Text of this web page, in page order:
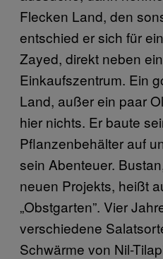
Flecken Land, den
entschied er sich für
Zayed, direkt neben
Einkaufszentrum. Ein
Land, außer ein paar
hier nichts. Er baute
Pflanzenbehälter auf
sein Abenteuer.
neuen Projekts, heißt
„Obstgarten”. Vier
verschiedene
Schwärme von Nil-